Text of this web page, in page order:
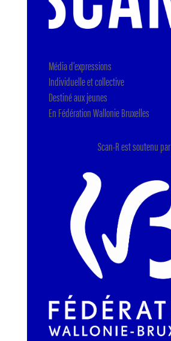
Média d’expressions
Individuelle et collective
Destiné aux jeunes
En Fédération Wallonie Bruxelles
Scan-R est soutenu par